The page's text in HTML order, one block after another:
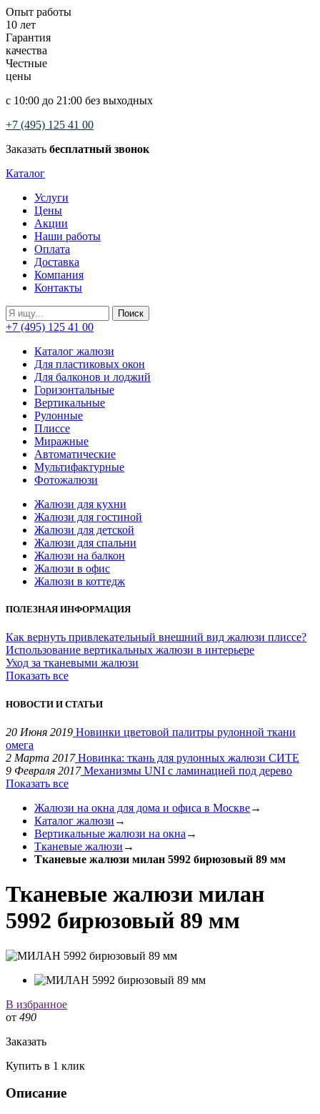
Опыт работы
10 лет
Гарантия
качества
Честные
цены
с 10:00 до 21:00 без выходных
+7 (495) 125 41 00
Заказать бесплатный звонок
Каталог
Услуги
Цены
Акции
Наши работы
Оплата
Доставка
Компания
Контакты
+7 (495) 125 41 00
Каталог жалюзи
Для пластиковых окон
Для балконов и лоджий
Горизонтальные
Вертикальные
Рулонные
Плиссе
Миражные
Автоматические
Мультифактурные
Фотожалюзи
Жалюзи для кухни
Жалюзи для гостиной
Жалюзи для детской
Жалюзи для спальни
Жалюзи на балкон
Жалюзи в офис
Жалюзи в коттедж
ПОЛЕЗНАЯ ИНФОРМАЦИЯ
Как вернуть привлекательный внешний вид жалюзи плиссе?
Использование вертикальных жалюзи в интерьере
Уход за тканевыми жалюзи
Показать все
НОВОСТИ И СТАТЬИ
20 Июня 2019 Новинки цветовой палитры рулонной ткани
омега
2 Марта 2017Новинка: ткань для рулонных жалюзи СИТЕ
9 Февраля 2017Механизмы UNI с ламинацией под дерево
Показать все
Жалюзи на окна для дома и офиса в Москве→
Каталог жалюзи →
Вертикальные жалюзи на окна →
Тканевые жалюзи →
Тканевые жалюзи милан 5992 бирюзовый 89 мм
Тканевые жалюзи милан
5992 бирюзовый 89 мм
В избранное
от 490
Заказать
Купить в 1 клик
Описание